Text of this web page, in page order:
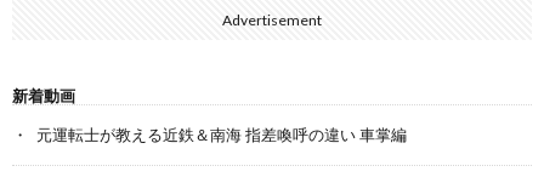
Advertisement
新着動画
元運転士が教える近鉄＆南海 指差喚呼の違い 車掌編